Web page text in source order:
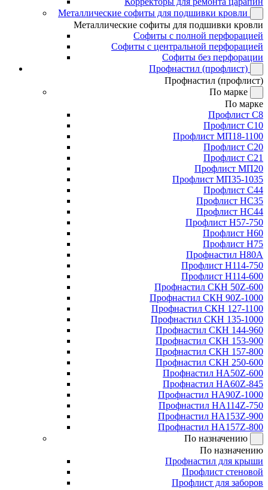
Металлические софиты для подшивки кровли
Металлические софиты для подшивки кровли
Софиты с полной перфорацией
Софиты с центральной перфорацией
Софиты без перфорации
Профнастил (профлист)
Профнастил (профлист)
По марке
По марке
Профлист С8
Профлист С10
Профлист МП18-1100
Профлист С20
Профлист С21
Профлист МП20
Профлист МП35-1035
Профлист С44
Профлист НС35
Профлист НС44
Профлист Н57-750
Профлист Н60
Профлист Н75
Профнастил Н80А
Профлист Н114-750
Профлист Н114-600
Профнастил СКН 50Z-600
Профнастил СКН 90Z-1000
Профнастил СКН 127-1100
Профнастил СКН 135-1000
Профнастил СКН 144-960
Профнастил СКН 153-900
Профнастил СКН 157-800
Профнастил СКН 250-600
Профнастил НА50Z-600
Профнастил НА60Z-845
Профнастил НА90Z-1000
Профнастил НА114Z-750
Профнастил НА153Z-900
Профнастил НА157Z-800
По назначению
По назначению
Профнастил для крыши
Профлист стеновой
Профлист для заборов